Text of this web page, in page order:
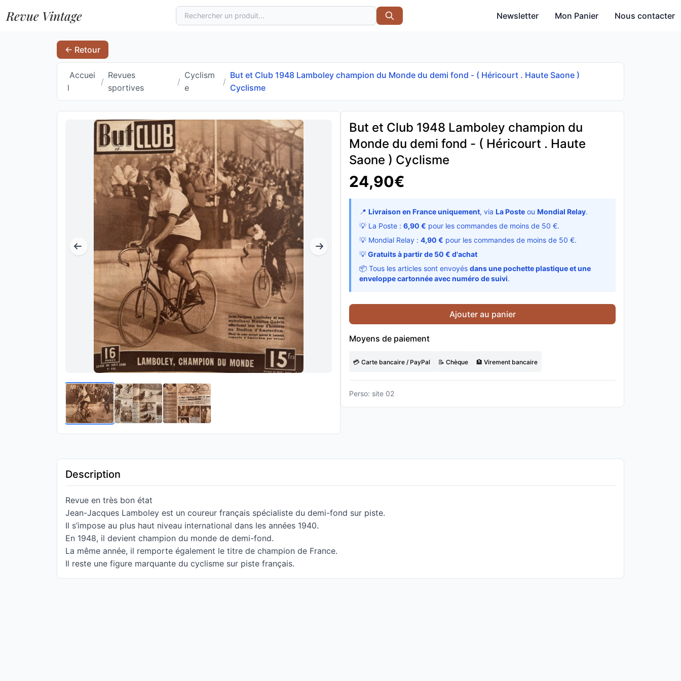
Revue Vintage Newsletter Mon Panier Nous contacter
← Retour
Accuei
l
/
Revues
sportives
/
Cyclism
e
/
But et Club 1948 Lamboley champion du Monde du demi fond - ( Héricourt . Haute Saone )
Cyclisme
But et Club 1948 Lamboley champion du
Monde du demi fond - ( Héricourt . Haute
Saone ) Cyclisme
24,90€
📍 Livraison en France uniquement, via La Poste ou Mondial Relay.
💡 La Poste : 6,90 € pour les commandes de moins de 50 €.
💡 Mondial Relay : 4,90 € pour les commandes de moins de 50 €.
💡Gratuits à partir de 50 € d'achat
📦 Tous les articles sont envoyés dans une pochette plastique et une
enveloppe cartonnée avec numéro de suivi.
Ajouter au panier
Moyens de paiement
💳 Carte bancaire / PayPal 📝 Chèque 🏦 Virement bancaire
Perso: site 02
Description
Revue en très bon état
Jean-Jacques Lamboley est un coureur français spécialiste du demi-fond sur piste.
Il s’impose au plus haut niveau international dans les années 1940.
En 1948, il devient champion du monde de demi-fond.
La même année, il remporte également le titre de champion de France.
Il reste une figure marquante du cyclisme sur piste français.